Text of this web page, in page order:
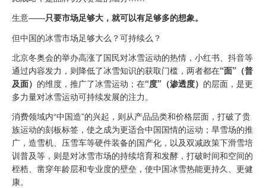
生意——只要市场足够大，就可以有足够多的想象。
但中国的冰雪市场足够大么？可持续么？
北京冬奥会的举办高涨了国民对冰雪运动的热情，小红书、抖音等
通过内容发力，则降低了冰雪知识的获取门槛，两者都在“面”（普
及面） 的维度，推广了冰雪运动；在“度”（渗透度） 的层面，是更
多力量对冰雪运动可持续发展的注力。
消费领域内“中国造”的兴起，则从产品品类和价格层面，打破了贵
族运动的刻板标签，使之成为更适合中国国情的运动；旱雪场的推
广，造雪机、压雪车等硬件装备的国产化，以及双减政策下滑雪培
训普及等，则是对冰雪市场的持续培育和发酵，打破时间和空间的
桎梏、凿穿年龄层和专业度的壁垒，使中国冰雪热能更持久、更健
康。